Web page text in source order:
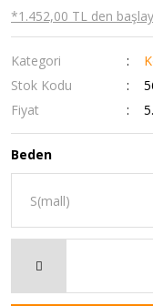
*1.452,00 TL den
Kategori
Stok Kodu
Fiyat
Beden